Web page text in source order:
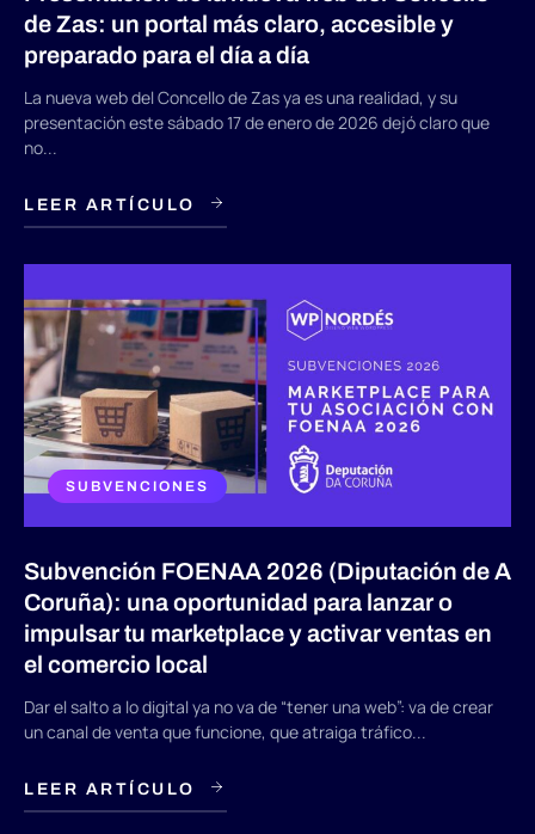
de Zas: un portal más claro, accesible y
preparado para el día a día
La nueva web del Concello de Zas ya es una realidad, y su
presentación este sábado 17 de enero de 2026 dejó claro que
no...
LEER ARTÍCULO
SUBVENCIONES
Subvención FOENAA 2026 (Diputación de A
Coruña): una oportunidad para lanzar o
impulsar tu marketplace y activar ventas en
el comercio local
Dar el salto a lo digital ya no va de “tener una web”: va de crear
un canal de venta que funcione, que atraiga tráfico...
LEER ARTÍCULO